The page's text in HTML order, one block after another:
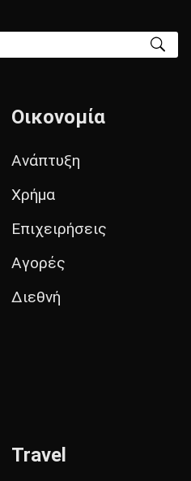
Οικονομία
Ανάπτυξη
Χρήμα
Επιχειρήσεις
Αγορές
Διεθνή
Travel